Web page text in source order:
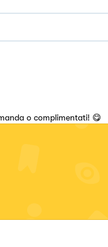
o complimentati! 😋